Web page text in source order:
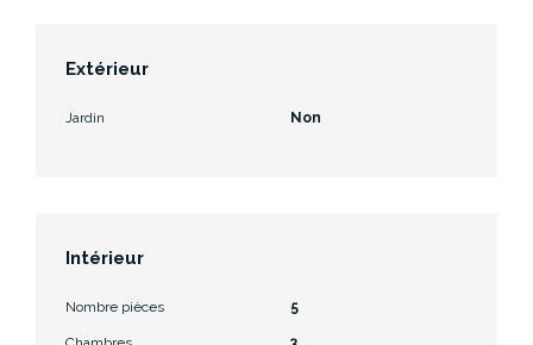
Extérieur
Jardin Non
Intérieur
Nombre pièces 5